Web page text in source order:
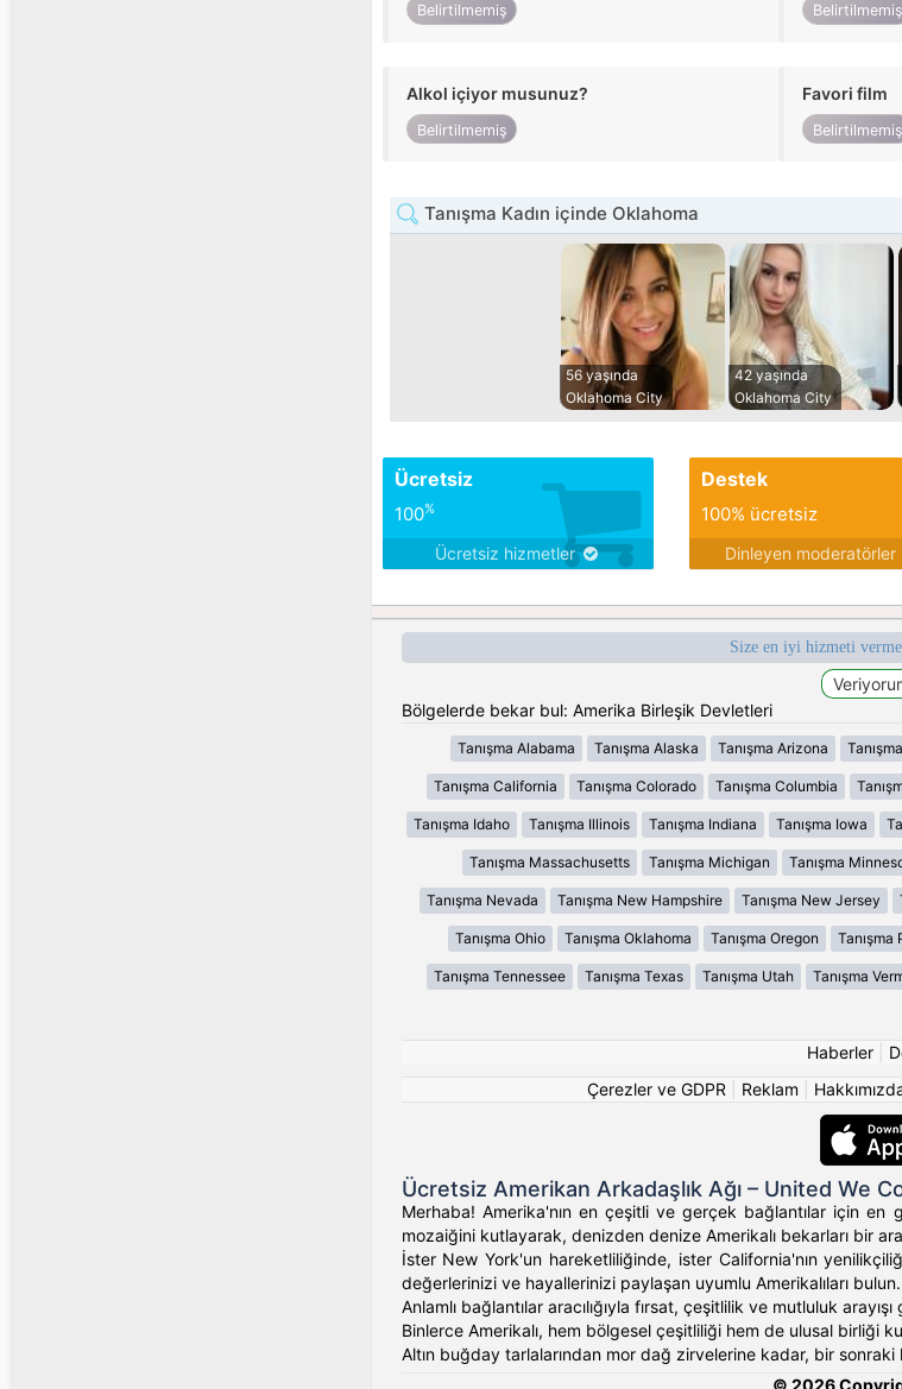
Belirtilmemiş Belirtilmemiş
Alkol içiyor musunuz?
Belirtilmemiş
Favori film
Belirtilmemiş
Tanışma Kadın içinde Oklahoma
56 yaşında
Oklahoma City
42 yaşında
Oklahoma City
Ücretsiz
100%
Ücretsiz hizmetler
Destek
100% ücretsiz
Dinleyen moderatörler
Size en iyi hizmeti
Bölgelerde bekar bul: Amerika Birleşik Devletleri
Tanışma Alabama Tanışma Alaska Tanışma Arizona
Tanışma California Tanışma Colorado Tanışma Columbia
Tanışma Idaho Tanışma Illinois Tanışma Indiana Tanışma Iowa
Tanışma Massachusetts Tanışma Michigan Tanışma
Tanışma Nevada Tanışma New Hampshire Tanışma New Jersey
Tanışma Ohio Tanışma Oklahoma Tanışma Oregon Tanışma
Tanışma Tennessee Tanışma Texas Tanışma Utah Tanışma
Haberler
Çerezler ve GDPR
Reklam
Ücretsiz Amerikan Arkadaşlık Ağı – United We
Merhaba! Amerika'nın en çeşitli ve gerçek bağlantılar için
mozaiğini kutlayarak, denizden denize Amerikalı bekarları bir
İster New York'un hareketliliğinde, ister California'nın
değerlerinizi ve hayallerinizi paylaşan uyumlu Amerikalıları bulun.
Anlamlı bağlantılar aracılığıyla fırsat, çeşitlilik ve mutluluk
Binlerce Amerikalı, hem bölgesel çeşitliliği hem de ulusal birliği
Altın buğday tarlalarından mor dağ zirvelerine kadar, bir
© 2026